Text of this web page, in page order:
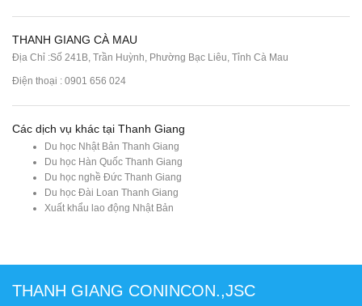
THANH GIANG CÀ MAU
Địa Chỉ :Số 241B, Trần Huỳnh, Phường Bạc Liêu, Tỉnh Cà Mau
Điện thoại : 0901 656 024
Các dịch vụ khác tại Thanh Giang
Du học Nhật Bản Thanh Giang
Du học Hàn Quốc Thanh Giang
Du học nghề Đức Thanh Giang
Du học Đài Loan Thanh Giang
Xuất khẩu lao động Nhật Bản
THANH GIANG CONINCON.,JSC